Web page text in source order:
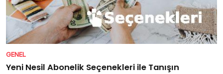
GENEL
Yeni Nesil Abonelik Seçenekleri ile Tanışın